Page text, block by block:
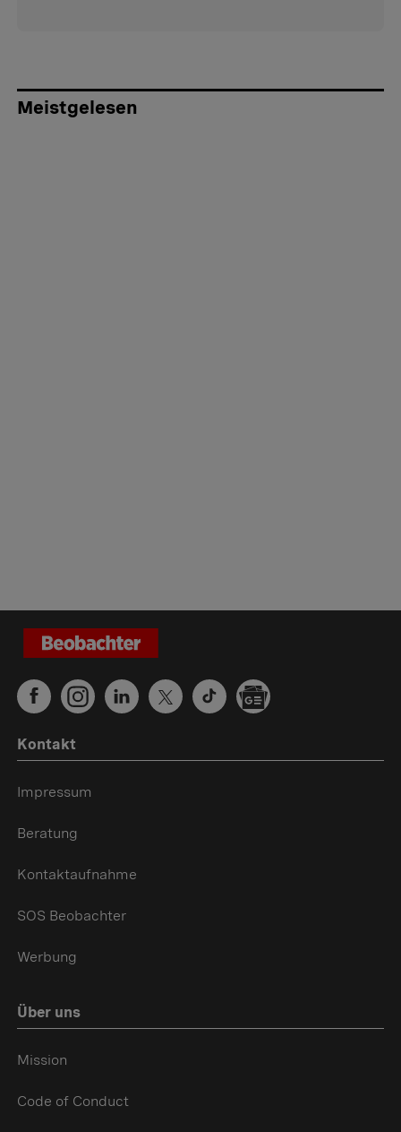
Meistgelesen
Kontakt
Impressum
Beratung
Kontaktaufnahme
SOS Beobachter
Werbung
Über uns
Mission
Code of Conduct